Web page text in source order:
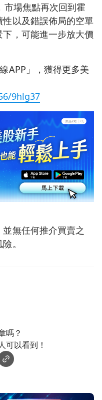
市場焦點再次回到霍
以及錯誤佈局的空單
，可能進一步放大價
APP」，獲得更多美
9hlg37
無任何推介買賣之
。
嗎？
可以看到！